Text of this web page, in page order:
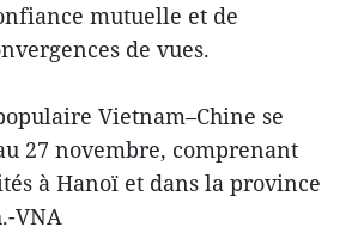
mutuelle et de
de vues.
Vietnam–Chine se
27 novembre, comprenant
à Hanoï et dans la province
VNA